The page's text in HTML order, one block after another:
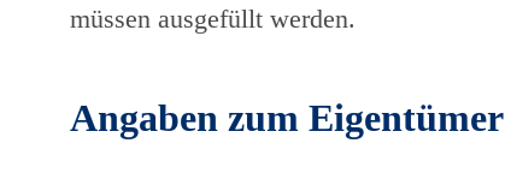
müssen ausgefüllt werden.
Angaben zum Eigentümer